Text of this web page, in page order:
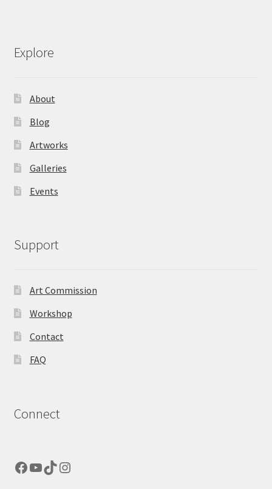
Explore
About
Blog
Artworks
Galleries
Events
Support
Art Commission
Workshop
Contact
FAQ
Connect
Facebook
YouTube
TikTok
Instagram